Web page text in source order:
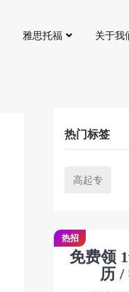
雅思托福 关于我
热门标签
高起专
免费领
历 /
热招